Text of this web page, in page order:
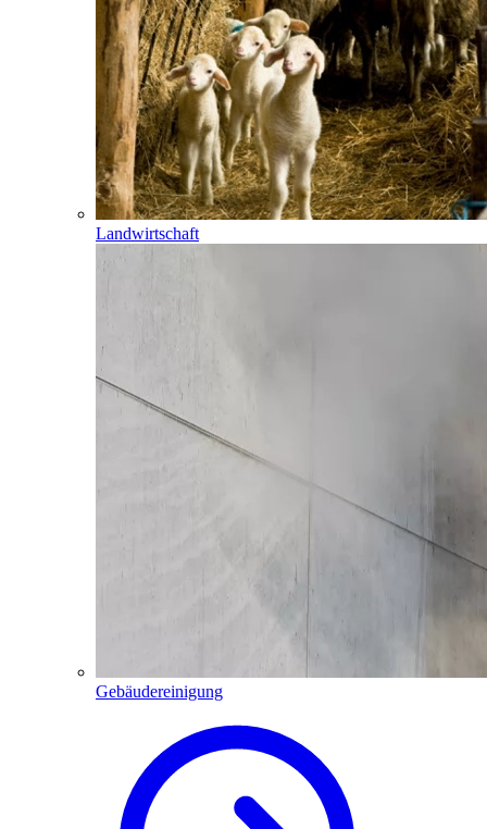
Landwirtschaft
Gebäudereinigung